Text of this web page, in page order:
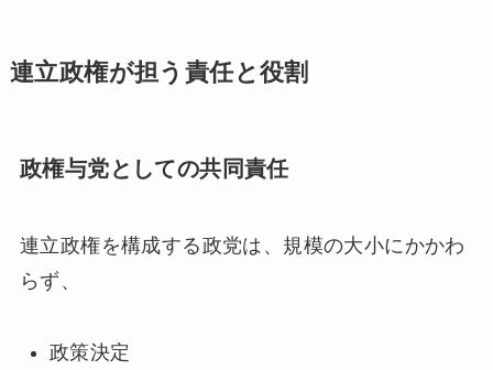
連立政権が担う責任と役割
政権与党としての共同責任
連立政権を構成する政党は、規模の大小にかかわ
らず、
政策決定